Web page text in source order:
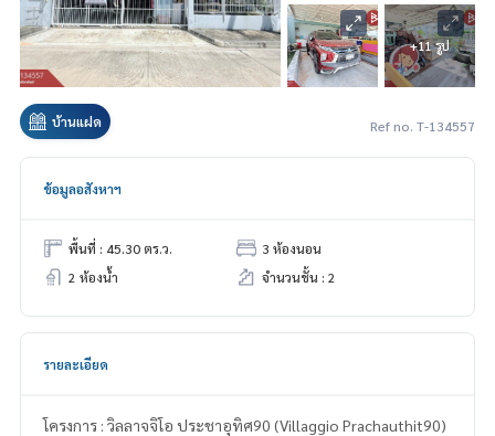
+11 รูป
บ้านแฝด Ref no. T-134557
ข้อมูลอสังหาฯ
พื้นที่ : 45.30 ตร.ว.
3 ห้องนอน
2 ห้องน้ำ
จำนวนชั้น : 2
รายละเอียด
โครงการ : วิลลาจจิโอ ประชาอุทิศ90 (Villaggio Prachauthit90)